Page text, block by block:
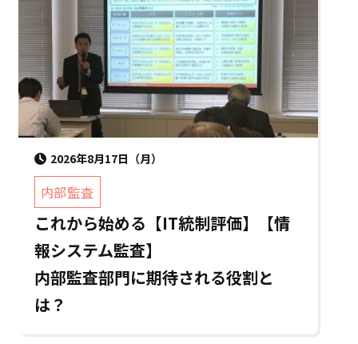
2026年8月17日（月）
内部監査
これから始める【IT統制評価】【情
報システム監査】
内部監査部門に期待される役割と
は？